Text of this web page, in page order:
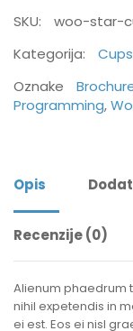
SKU:
woo-star-
Kategorija:
Cups
Oznake
Programming,
Opis
Recenzije (0)
Alienum phaedrum
nihil expetendis in
ei est. Eos ei nisl